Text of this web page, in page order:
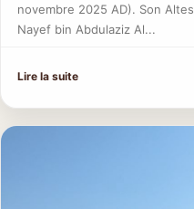
novembre 2025 AD). Son
Nayef bin Abdulaziz Al...
Lire la suite